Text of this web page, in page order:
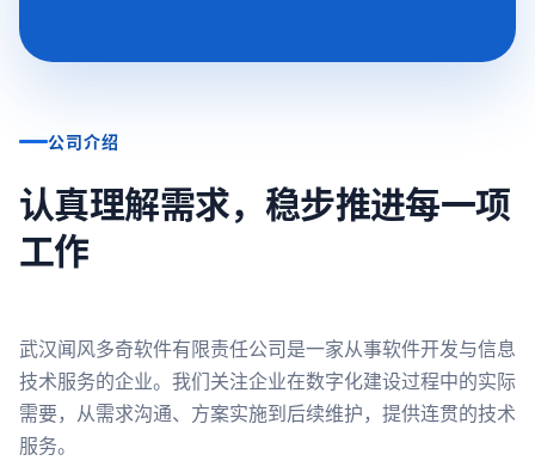
公司介绍
认真理解需求，稳步推进每一项
工作
武汉闻风多奇软件有限责任公司是一家从事软件开发与信息
技术服务的企业。我们关注企业在数字化建设过程中的实际
需要，从需求沟通、方案实施到后续维护，提供连贯的技术
服务。